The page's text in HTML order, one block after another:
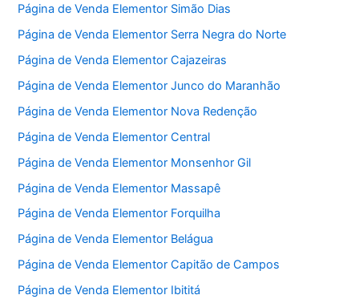
Página de Venda Elementor Simão Dias
Página de Venda Elementor Serra Negra do Norte
Página de Venda Elementor Cajazeiras
Página de Venda Elementor Junco do Maranhão
Página de Venda Elementor Nova Redenção
Página de Venda Elementor Central
Página de Venda Elementor Monsenhor Gil
Página de Venda Elementor Massapê
Página de Venda Elementor Forquilha
Página de Venda Elementor Belágua
Página de Venda Elementor Capitão de Campos
Página de Venda Elementor Ibititá